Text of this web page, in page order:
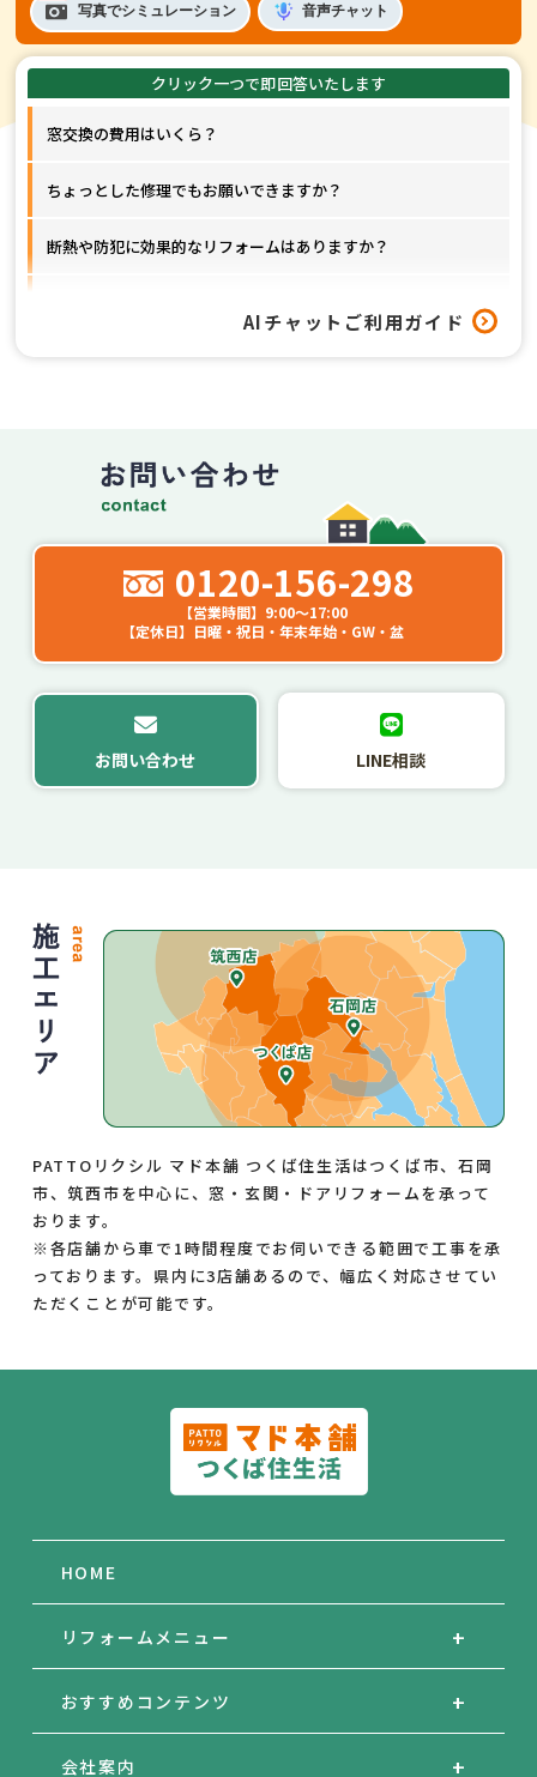
写真でシミュレーション 音声チャット
窓交換の費用はいくら？
ちょっとした修理でもお願いできますか？
断熱や防犯に効果的なリフォームはありますか？
AIチャットご利用ガイド
0120-156-298
【営業時間】9:00～17:00
【定休日】日曜・祝日・年末年始・GW・盆
お問い合わせ LINE相談
PATTOリクシル マド本舗 つくば住生活はつくば市、石岡
市、筑西市を中心に、窓・玄関・ドアリフォームを承って
おります。
※各店舗から車で1時間程度でお伺いできる範囲で工事を承
っております。県内に3店舗あるので、幅広く対応させてい
ただくことが可能です。
HOME
リフォームメニュー
おすすめコンテンツ
会社案内